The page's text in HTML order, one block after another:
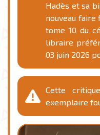
Hadès et sa
nouveau faire
tome 10 du
libraire
03 juin 2026
Cette
exemplaire